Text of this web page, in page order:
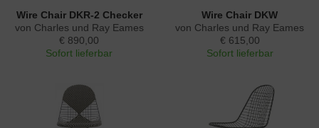
Wire Chair DKR-2 Checker
von Charles und Ray Eames
€ 890,00
Sofort lieferbar
Wire Chair DKW
von Charles und Ray Eames
€ 615,00
Sofort lieferbar